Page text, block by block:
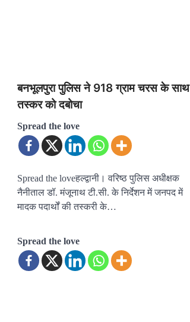
बनभूलपुरा पुलिस ने 918 ग्राम चरस के साथ
तस्कर को दबोचा
Spread the love
Spread the loveहल्द्वानी। वरिष्ठ पुलिस अधीक्षक
नैनीताल डॉ. मंजूनाथ टी.सी. के निर्देशन में जनपद में
मादक पदार्थों की तस्करी के…
Spread the love